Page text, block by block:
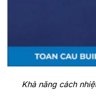
Khả năng cách